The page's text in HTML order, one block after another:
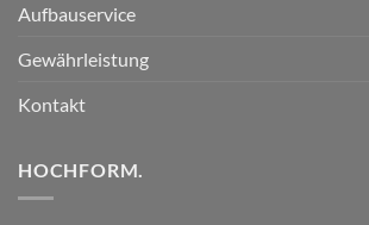
Aufbauservice
Gewährleistung
Kontakt
HOCHFORM.